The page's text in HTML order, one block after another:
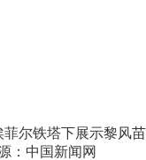
尔铁塔下展示黎风
：中国新闻网